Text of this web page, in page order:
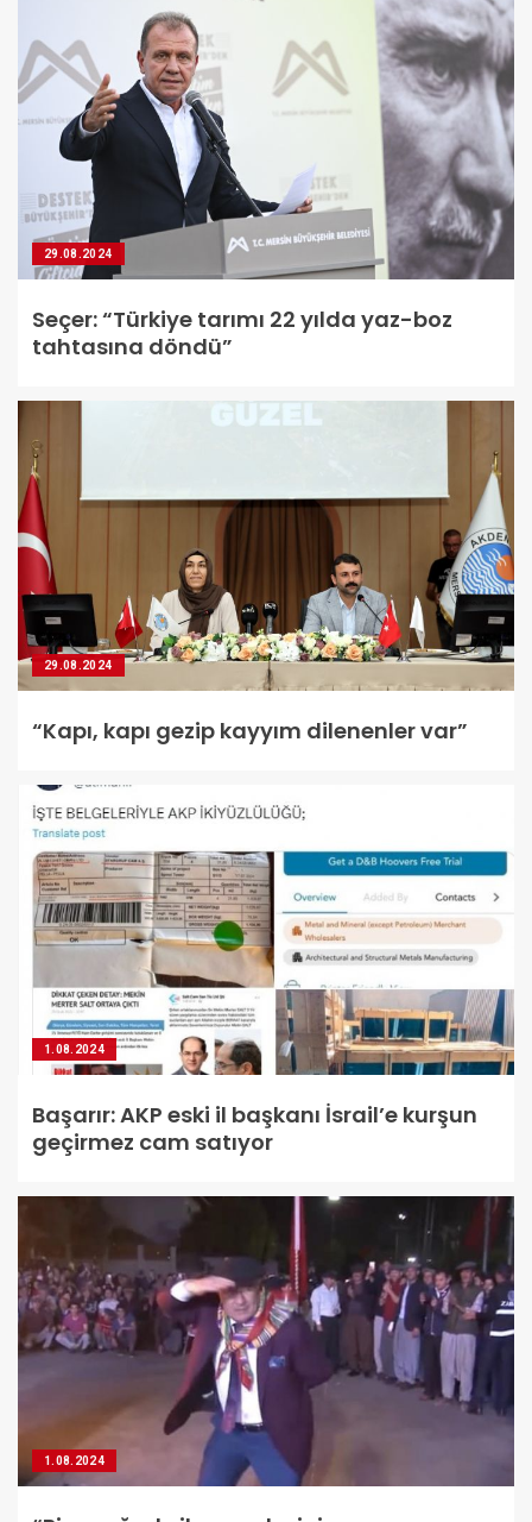
29.08.2024
Seçer: “Türkiye tarımı 22 yılda yaz-boz
tahtasına döndü”
29.08.2024
“Kapı, kapı gezip kayyım dilenenler var”
1.08.2024
Başarır: AKP eski il başkanı İsrail’e kurşun
geçirmez cam satıyor
1.08.2024